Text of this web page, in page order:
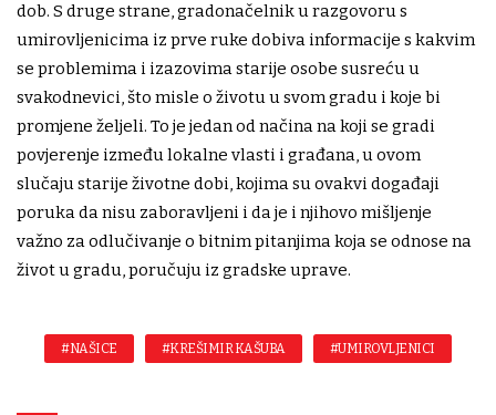
dob. S druge strane, gradonačelnik u razgovoru s
umirovljenicima iz prve ruke dobiva informacije s kakvim
se problemima i izazovima starije osobe susreću u
svakodnevici, što misle o životu u svom gradu i koje bi
promjene željeli. To je jedan od načina na koji se gradi
povjerenje između lokalne vlasti i građana, u ovom
slučaju starije životne dobi, kojima su ovakvi događaji
poruka da nisu zaboravljeni i da je i njihovo mišljenje
važno za odlučivanje o bitnim pitanjima koja se odnose na
život u gradu, poručuju iz gradske uprave.
#NAŠICE #KREŠIMIR KAŠUBA #UMIROVLJENICI